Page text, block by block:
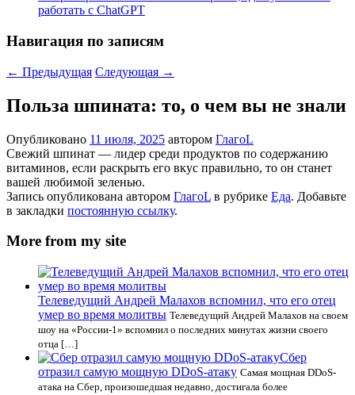
работать с ChatGPT
Навигация по записям
← Предыдущая Следующая →
Польза шпината: то, о чем вы не знали
Опубликовано 11 июля, 2025 автором ГлагоL
Свежий шпинат — лидер среди продуктов по содержанию
витаминов, если раскрыть его вкус правильно, то он станет
вашей любимой зеленью.
Запись опубликована автором ГлагоL в рубрике Еда. Добавьте
в закладки постоянную ссылку.
More from my site
Телеведущий Андрей Малахов вспомнил, что его отец
умер во время молитвы Телеведущий Андрей Малахов на своем
шоу на «России-1» вспомнил о последних минутах жизни своего
отца […]
Сбер
отразил самую мощную DDoS-атаку Самая мощная DDoS-
атака на Сбер, произошедшая недавно, достигала более